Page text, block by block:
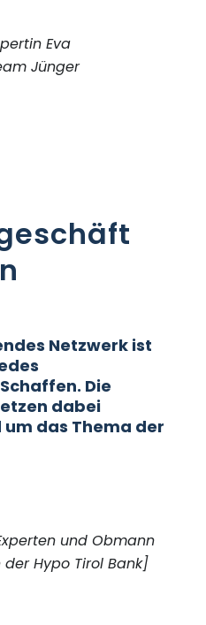
Eva
Jünger
Netzwerk ist
Die
dabei
das Thema der
und Obmann
Hypo Tirol Bank]